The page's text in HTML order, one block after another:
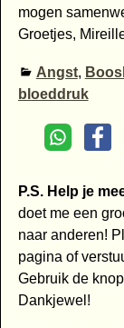
mogen
Groetjes,
Angst,
bloeddruk
P.S. Help je
doet me een
naar anderen!
pagina of
Gebruik de
Dankjewel!